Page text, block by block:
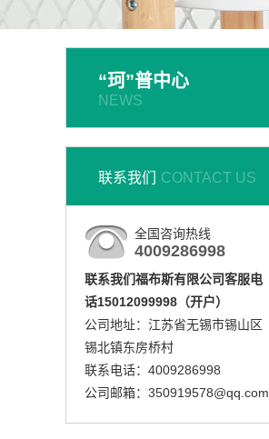
“珂”普中心
NEWS
联系我们 CONTACT US
全国咨询热线
4009286998
联系我们福布斯有限公司客服电
话15012099998（开户）
公司地址：江苏省无锡市锡山区
锡北镇东房桥村
联系电话：4009286998
公司邮箱：350919578@qq.com